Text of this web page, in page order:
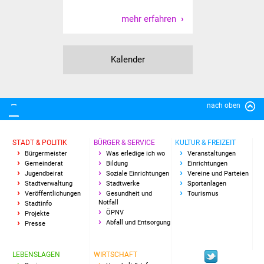
Ostermarkt
Stadtbücherei
Stadtarchiv
Zehntscheuer
Bürgerhaus
mehr erfahren
Kalender
nach oben
STADT & POLITIK
Bürgermeister
Gemeinderat
Jugendbeirat
Stadtverwaltung
Veröffentlichungen
Stadtinfo
Projekte
Presse
BÜRGER & SERVICE
Was erledige ich wo
Bildung
Soziale Einrichtungen
Stadtwerke
Gesundheit und
Notfall
ÖPNV
Abfall und Entsorgung
KULTUR & FREIZEIT
Veranstaltungen
Einrichtungen
Vereine und Parteien
Sportanlagen
Tourismus
LEBENSLAGEN WIRTSCHAFT